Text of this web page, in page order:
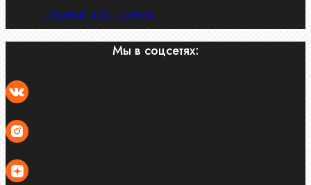
Латунный и бр. крепеж
Мы в соцсетях: